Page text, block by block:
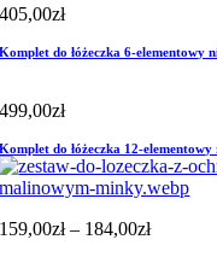
405,00zł
Komplet do łóżeczka 6-elementowy
499,00zł
Komplet do łóżeczka 12-
159,00zł – 184,00złZakres